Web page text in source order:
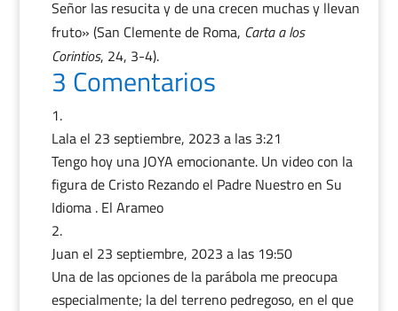
Señor las resucita y de una crecen muchas y llevan
fruto» (San Clemente de Roma, Carta a los
Corintios, 24, 3-4).
3 Comentarios
Lalael 23 septiembre, 2023 a las 3:21
Tengo hoy una JOYA emocionante. Un video con la
figura de Cristo Rezando el Padre Nuestro en Su
Idioma . El Arameo
Juan el 23 septiembre, 2023 a las 19:50
Una de las opciones de la parábola me preocupa
especialmente; la del terreno pedregoso, en el que